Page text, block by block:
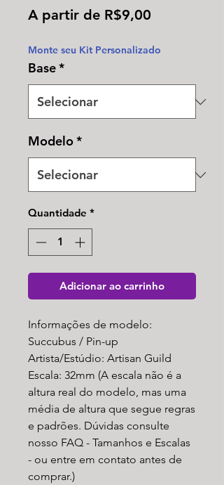
A partir de R$9,00
Monte seu Kit Personalizado
Base*
Modelo*
Quantidade *
Adicionar ao carrinho
Informações de modelo:
Succubus / Pin-up
Artista/Estúdio: Artisan Guild
Escala: 32mm (A escala não é a
altura real do modelo, mas uma
média de altura que segue regras
e padrões. Dúvidas consulte
nosso FAQ - Tamanhos e Escalas
- ou entre em contato antes de
comprar.)